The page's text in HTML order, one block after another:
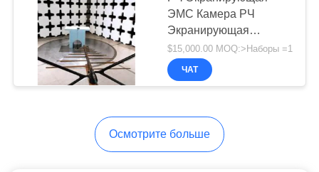
ЭМС Камера РЧ
Экранирующая
Комната ЭМС
Безэховая Камера
$15,000.00 MOQ:>Наборы =1
ЧАТ
Осмотрите больше